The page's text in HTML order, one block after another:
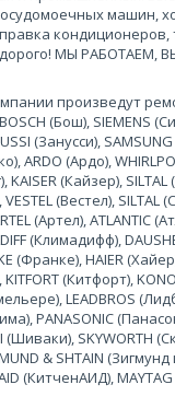
машин,
кондиционеров,
МЫ РАБОТАЕМ,
произведут
(Бош), SIEMENS
(Занусси),
ARDO (Ардо),
(Кайзер),
(Вестел), SILTAL
(Артел), ATLANTIC
(Климадифф),
(Франке), HAIER
(Китфорт),
LEADBROS
PANASONIC
SKYWORTH
& SHTAIN
(КитченАИД),